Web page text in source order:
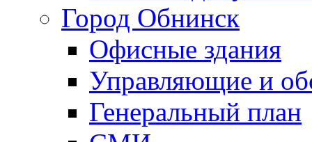
Город Обнинск
Офисные здания
Управляющие и
Генеральный план